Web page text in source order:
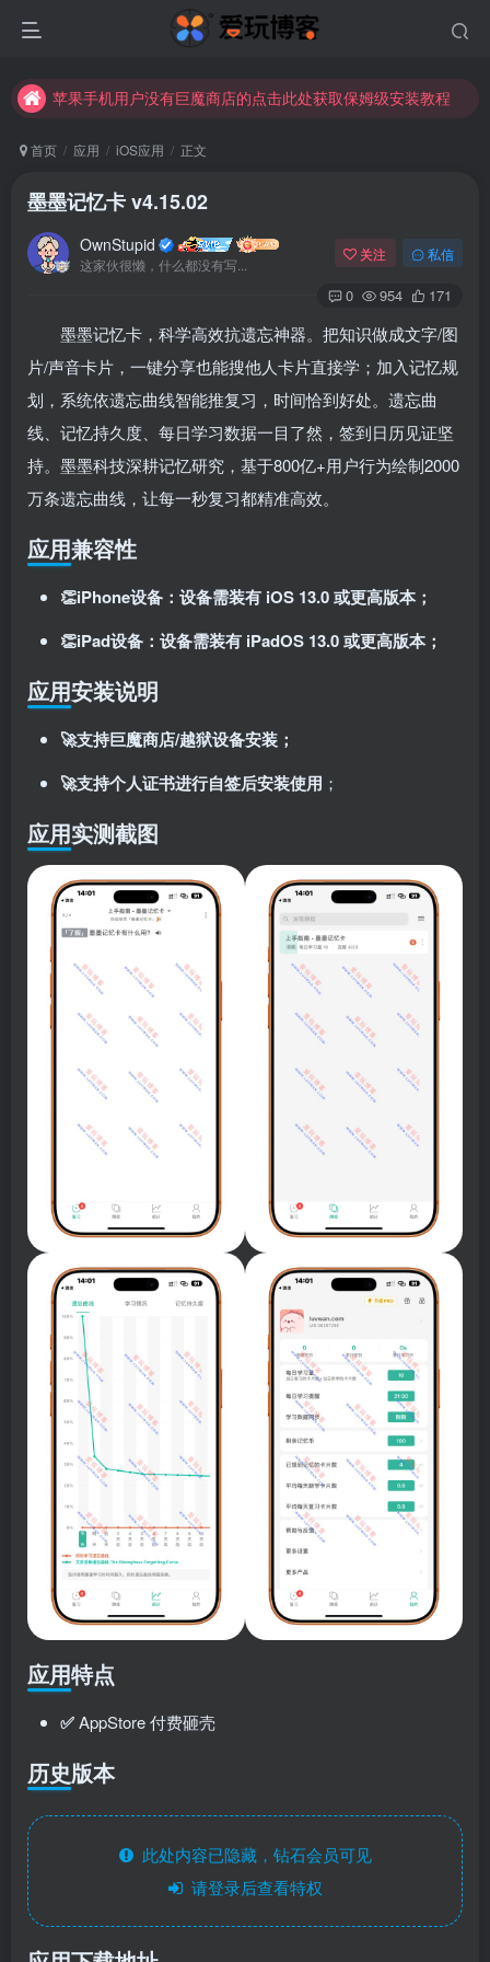
苹果手机用户没有巨魔商店的点击此处获取保姆级安装教程
苹果手机用户没有巨魔商店的点击此处获取保姆级安装教程
首页 应用 iOS应用 正文
墨墨记忆卡 v4.15.02
OwnStupid
这家伙很懒，什么都没有写...
关注 私信
0 954 171
墨墨记忆卡，科学高效抗遗忘神器。把知识做成文字/图
片/声音卡片，一键分享也能搜他人卡片直接学；加入记忆规
划，系统依遗忘曲线智能推复习，时间恰到好处。遗忘曲
线、记忆持久度、每日学习数据一目了然，签到日历见证坚
持。墨墨科技深耕记忆研究，基于800亿+用户行为绘制2000
万条遗忘曲线，让每一秒复习都精准高效。
应用兼容性
👏iPhone设备：设备需装有 iOS 13.0 或更高版本；
👏iPad设备：设备需装有 iPadOS 13.0 或更高版本；
应用安装说明
🚀支持巨魔商店/越狱设备安装；
🚀支持个人证书进行自签后安装使用 ；
应用实测截图
应用特点
✅AppStore 付费砸壳
历史版本
此处内容已隐藏，钻石会员可见
请登录后查看特权
登录
没有账号？立即注册
用户名或邮箱
登录密码
记住登录
登录
社交账号登录
使用社交账号登录即表示同意用户协议